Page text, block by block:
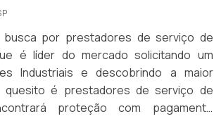
de atuação. Os motivos pelos quais a
por caldeiraria tipo leve: Equipe
seriedade, transparência e agilidade;
diversas áreas de atuação; Equipe de
onde são realizadas as atividades;
Equipamentos de última
busca por prestadores de serviço de
é líder do mercado solicitando um
Industriais e descobrindo a maior
é prestadores de serviço de
proteção com pagamento